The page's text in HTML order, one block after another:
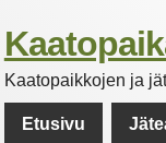
Kaatopaikkojen ja
Etusivu